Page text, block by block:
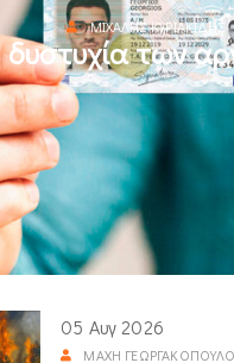
ΜΙΧΆΛΗΣ ΚΥΡΙΑΚΊΔΗΣ
των
05 Αυγ 2026
ΜΆΧΗ